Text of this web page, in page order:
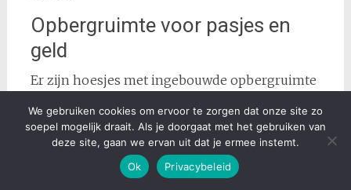
Opbergruimte voor pasjes en
geld
Er zijn hoesjes met ingebouwde opbergruimte
portemonnee mee te nemen en heb je toch
altijd je belangrijkste spullen bij de hand. Ideaal
voor als je een avondje uit gaat of gewoon
minder spullen mee wilt sjouwen.
We gebruiken cookies om ervoor te zorgen dat onze site zo
soepel mogelijk draait. Als je doorgaat met het gebruiken van
deze site, gaan we ervan uit dat je ermee instemt.
Ok
Privacybeleid